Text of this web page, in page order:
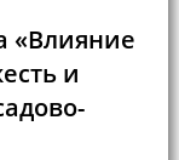
«Влияние
и